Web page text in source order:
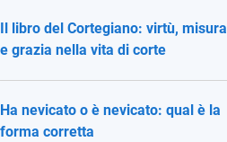
Il libro del Cortegiano: virtù, misura
e grazia nella vita di corte
Ha nevicato o è nevicato: qual è la
forma corretta